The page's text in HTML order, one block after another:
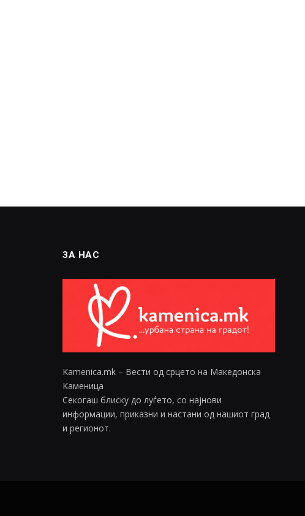
ЗА НАС
Kamenica.mk – Вести од срцето на Македонска
Каменица
Секогаш блиску до луѓето, со најнови
информации, приказни и настани од нашиот град
и регионот.